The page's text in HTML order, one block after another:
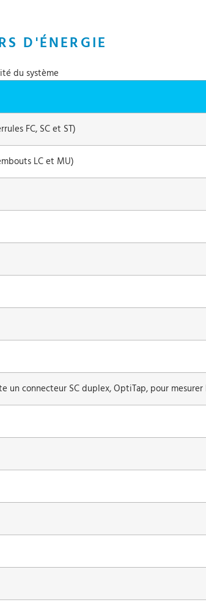
D'ÉNERGIE
du système
FC, SC et ST)
LC et MU)
un connecteur SC duplex, OptiTap, pour